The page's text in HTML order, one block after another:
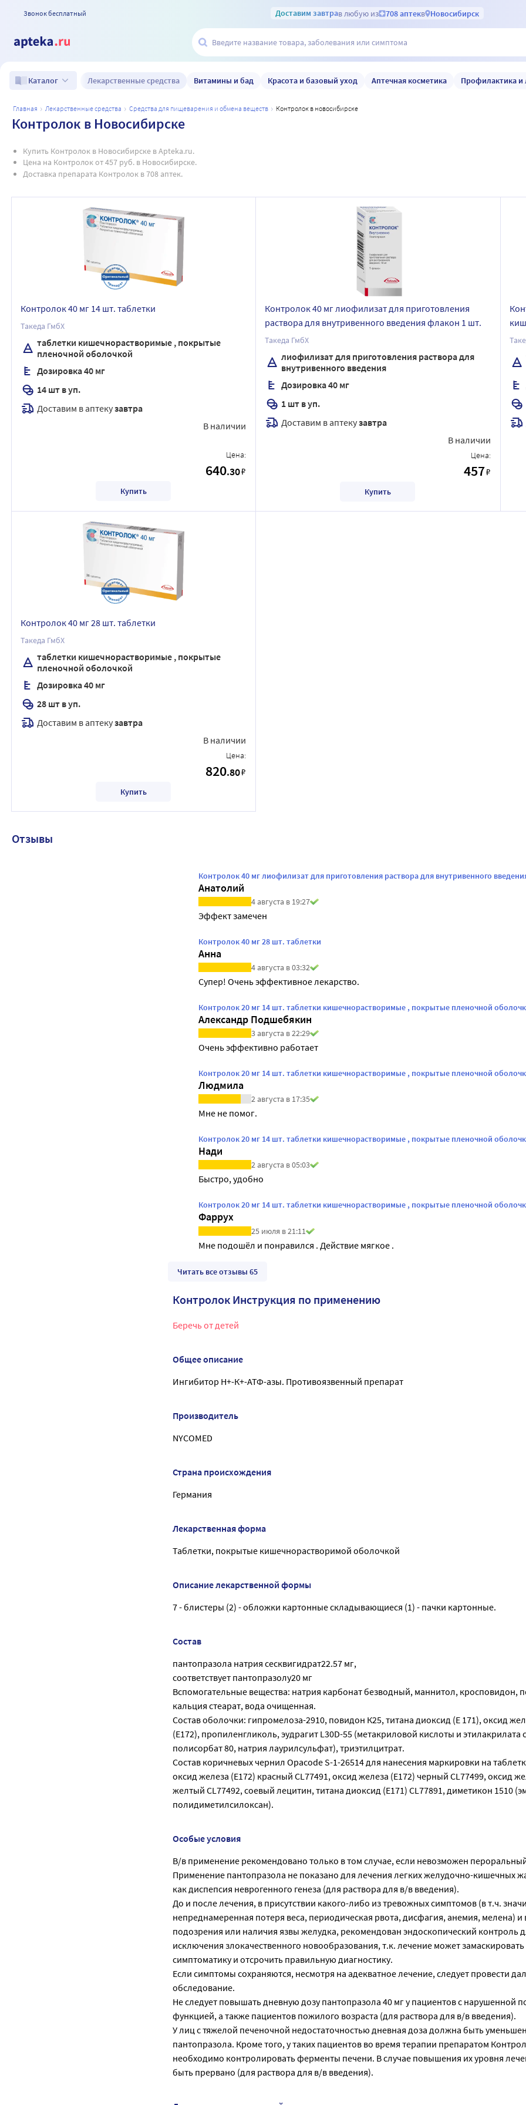
Звонок бесплатный Доставим завтрав любую из 708 аптекв Новосибирск
Каталог Лекарственные средства Витамины и бад Красота и базовый уход Аптечная косметика Профилактика и
главная лекарственные средства средства для пищеварения и обмена веществ контролок в новосибирске
Контролок в Новосибирске
Купить Контролок в Новосибирске в Apteka.ru.
Цена на Контролок от 457 руб. в Новосибирске.
Доставка препарата Контролок в 708 аптек.
Контролок 40 мг 14 шт. таблетки
Такеда ГмбХ
таблетки кишечнорастворимые , покрытые
пленочной оболочкой
Дозировка 40 мг
14 шт в уп.
Доставим в аптекузавтра
В наличии
Цена:
640.30₽
Купить
Контролок 40 мг лиофилизат для приготовления
раствора для внутривенного введения флакон 1 шт.
Такеда ГмбХ
лиофилизат для приготовления раствора для
внутривенного введения
Дозировка 40 мг
1 шт в уп.
Доставим в аптекузавтра
В наличии
Цена:
457₽
Купить
Контролок 40 мг 28 шт. таблетки
Такеда ГмбХ
таблетки кишечнорастворимые , покрытые
пленочной оболочкой
Дозировка 40 мг
28 шт в уп.
Доставим в аптекузавтра
В наличии
Цена:
820.80₽
Купить
Отзывы
Контролок 40 мг лиофилизат для приготовления раствора для внутривенного
Анатолий
4 августа в 19:27
Эффект замечен
Контролок 40 мг 28 шт. таблетки
Анна
4 августа в 03:32
Супер! Очень эффективное лекарство.
Контролок 20 мг 14 шт. таблетки кишечнорастворимые , покрытые пленочной
Александр Подшебякин
3 августа в 22:29
Очень эффективно работает
Контролок 20 мг 14 шт. таблетки кишечнорастворимые , покрытые пленочной
Людмила
2 августа в 17:35
Мне не помог.
Контролок 20 мг 14 шт. таблетки кишечнорастворимые , покрытые пленочной
Нади
2 августа в 05:03
Быстро, удобно
Контролок 20 мг 14 шт. таблетки кишечнорастворимые , покрытые пленочной
Фаррух
25 июля в 21:11
Мне подошёл и понравился . Действие мягкое .
Читать все отзывы 65
Контролок Инструкция по применению
Беречь от детей
Общее описание
Ингибитор Н+-К+-АТФ-азы. Противоязвенный препарат
Производитель
NYCOMED
Страна происхождения
Германия
Лекарственная форма
Таблетки, покрытые кишечнорастворимой оболочкой
Описание лекарственной формы
7 - блистеры (2) - обложки картонные складывающиеся (1) - пачки картонные.
Состав
пантопразола натрия сесквигидрат22.57 мг,
соответствует пантопразолу20 мг
Вспомогательные вещества: натрия карбонат безводный, маннитол, кросповидон,
кальция стеарат, вода очищенная.
Состав оболочки: гипромелоза-2910, повидон К25, титана диоксид (Е 171), оксид
(Е172), пропиленгликоль, эудрагит L30D-55 (метакриловой кислоты и этилакрилата
полисорбат 80, натрия лаурилсульфат), триэтилцитрат.
Состав коричневых чернил Opacode S-1-26514 для нанесения маркировки на
оксид железа (E172) красный CL77491, оксид железа (E172) черный CL77499, оксид
желтый CL77492, соевый лецитин, титана диоксид (E171) CL77891, диметикон 1510
полидиметилсилоксан).
Особые условия
В/в применение рекомендовано только в том случае, если невозможен
Применение пантопразола не показано для лечения легких желудочно-кишечных
как диспепсия неврогенного генеза (для раствора для в/в введения).
До и после лечения, в присутствии какого-либо из тревожных симптомов (в т.ч.
непреднамеренная потеря веса, периодическая рвота, дисфагия, анемия, мелена) и
подозрения или наличия язвы желудка, рекомендован эндоскопический контроль
исключения злокачественного новообразования, т.к. лечение может замаскировать
симптоматику и отсрочить правильную диагностику.
Если симптомы сохраняются, несмотря на адекватное лечение, следует провести
обследование.
Не следует повышать дневную дозу пантопразола 40 мг у пациентов с нарушенной
функцией, а также пациентов пожилого возраста (для раствора для в/в введения).
У лиц с тяжелой печеночной недостаточностью дневная доза должна быть
пантопразола. Кроме того, у таких пациентов во время терапии препаратом
необходимо контролировать ферменты печени. В случае повышения их уровня
быть прервано (для раствора для в/в введения).